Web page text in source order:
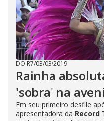
DO R7/03/03/2019
Rainha
'sobra' na
Em seu primeiro desfile
apresentadora da Record